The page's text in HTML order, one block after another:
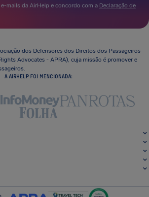
e-mails da AirHelp e concordo com a Declaração de
dos Defensores dos Direitos dos Passageiros
Advocates - APRA), cuja missão é promover e
A AIRHELP FOI MENCIONADA: